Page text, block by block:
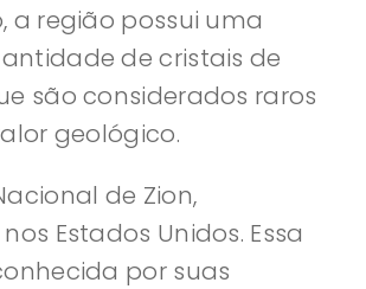
a região possui uma
de cristais de
são considerados raros
geológico.
de Zion,
Estados Unidos. Essa
por suas